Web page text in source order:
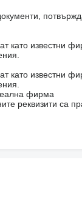
като известни
като известни
фирма
реквизити са